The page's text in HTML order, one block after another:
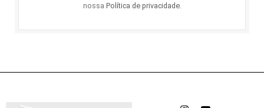
nossa Política de privacidade.